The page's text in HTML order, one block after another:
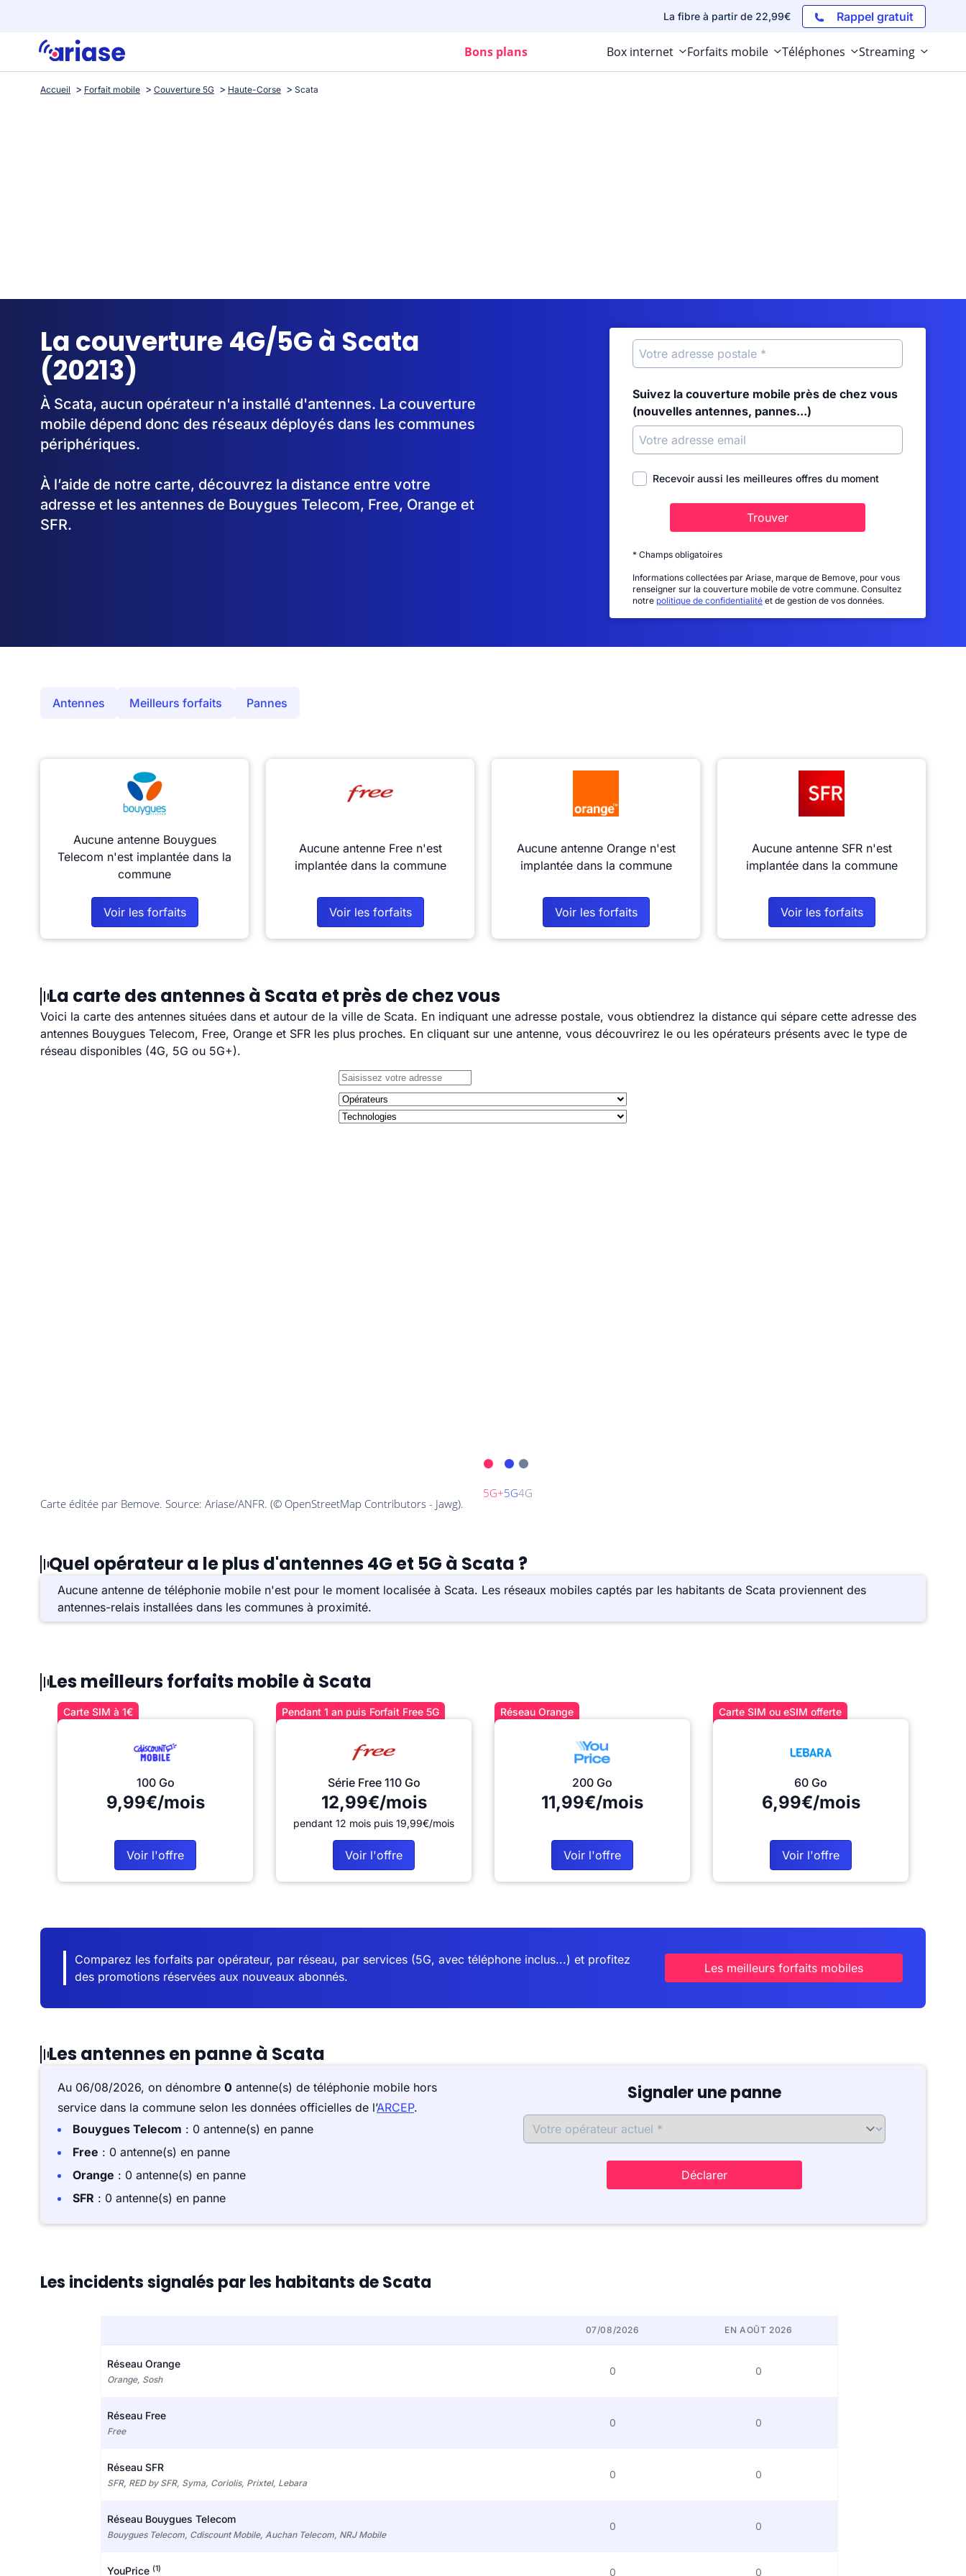
La fibre à partir de 22,99€ Rappel gratuit
Bons plans Box internet Forfaits mobile Téléphones Streaming
Accueil Forfait mobile Couverture 5G Haute-Corse Scata
La couverture 4G/5G à Scata
(20213)
À Scata, aucun opérateur n'a installé d'antennes. La couverture
mobile dépend donc des réseaux déployés dans les communes
périphériques.
À l’aide de notre carte, découvrez la distance entre votre
adresse et les antennes de Bouygues Telecom, Free, Orange et
SFR.
Suivez la couverture mobile près de chez vous
(nouvelles antennes, pannes...)
Recevoir aussi les meilleures offres du moment
Trouver
* Champs obligatoires
Informations collectées par Ariase, marque de Bemove, pour vous
renseigner sur la couverture mobile de votre commune. Consultez
notre politique de confidentialité et de gestion de vos données.
Antennes Meilleurs forfaits Pannes
Aucune antenne Bouygues
Telecom n'est implantée dans la
commune
Voir les forfaits
Aucune antenne Free n'est
implantée dans la commune
Voir les forfaits
Aucune antenne Orange n'est
implantée dans la commune
Voir les forfaits
Aucune antenne SFR n'est
implantée dans la commune
Voir les forfaits
La carte des antennes à Scata et près de chez vous
Voici la carte des antennes situées dans et autour de la ville de Scata. En indiquant une adresse postale, vous obtiendrez la distance qui sépare cette adresse des
antennes Bouygues Telecom, Free, Orange et SFR les plus proches. En cliquant sur une antenne, vous découvrirez le ou les opérateurs présents avec le type de
réseau disponibles (4G, 5G ou 5G+).
Quel opérateur a le plus d'antennes 4G et 5G à Scata ?
Aucune antenne de téléphonie mobile n'est pour le moment localisée à Scata. Les réseaux mobiles captés par les habitants de Scata proviennent des
antennes-relais installées dans les communes à proximité.
Les meilleurs forfaits mobile à Scata
Carte SIM à 1€
100 Go
9,99€/mois
Voir l'offre
Pendant 1 an puis Forfait Free 5G
Série Free 110 Go
12,99€/mois
pendant 12 mois puis 19,99€/mois
Voir l'offre
Réseau Orange
200 Go
11,99€/mois
Voir l'offre
Carte SIM ou eSIM offerte
60 Go
6,99€/mois
Voir l'offre
Comparez les forfaits par opérateur, par réseau, par services (5G, avec téléphone inclus...) et profitez
des promotions réservées aux nouveaux abonnés.
Les meilleurs forfaits mobiles
Les antennes en panne à Scata
Au 06/08/2026, on dénombre 0 antenne(s) de téléphonie mobile hors
service dans la commune selon les données officielles de l’ARCEP.
Bouygues Telecom : 0 antenne(s) en panne
Free : 0 antenne(s) en panne
Orange : 0 antenne(s) en panne
SFR : 0 antenne(s) en panne
Signaler une panne
Déclarer
Les incidents signalés par les habitants de Scata
07/08/2026 EN AOÛT 2026
Réseau Orange
Orange, Sosh
0 0
Réseau Free
Free
0 0
Réseau SFR
SFR, RED by SFR, Syma, Coriolis, Prixtel, Lebara
0 0
Réseau Bouygues Telecom
Bouygues Telecom, Cdiscount Mobile, Auchan Telecom, NRJ Mobile
0 0
YouPrice (1) 0 0